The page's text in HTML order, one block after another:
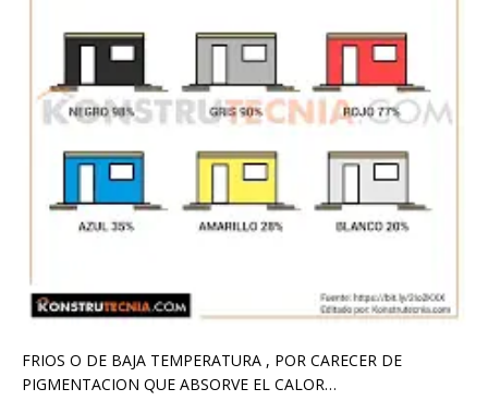
FRIOS O DE BAJA TEMPERATURA , POR CARECER DE
PIGMENTACION QUE ABSORVE EL CALOR…